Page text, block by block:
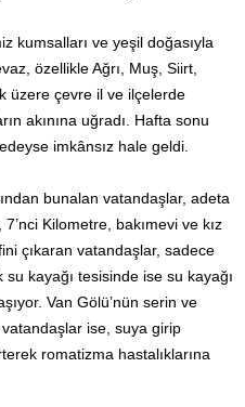
kumsalları ve yeşil doğasıyla
özellikle Ağrı, Muş, Siirt,
üzere çevre il ve ilçelerde
akınına uğradı. Hafta sonu
imkânsız hale geldi.
bunalan vatandaşlar, adeta
Kilometre, bakımevi ve kız
çıkaran vatandaşlar, sadece
kayağı tesisinde ise su kayağı
Van Gölü’nün serin ve
ise, suya girip
romatizma hastalıklarına